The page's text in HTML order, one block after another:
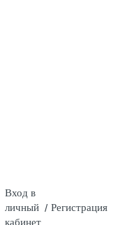
Вход в
личный
кабинет
/ Регистрация